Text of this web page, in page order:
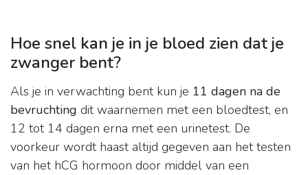
Hoe snel kan je in je bloed zien dat je
zwanger bent?
Als je in verwachting bent kun je 11 dagen na de
bevruchting dit waarnemen met een bloedtest, en
12 tot 14 dagen erna met een urinetest. De
voorkeur wordt haast altijd gegeven aan het testen
van het hCG hormoon door middel van een